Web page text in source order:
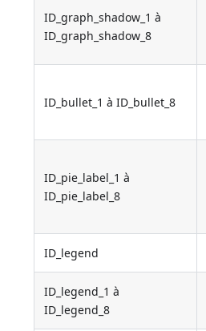
ID_graph_shadow_1 à
ID_graph_shadow_8
ID_bullet_1 à ID_bullet_8
ID_pie_label_1 à
ID_pie_label_8
ID_legend
ID_legend_1 à
ID_legend_8